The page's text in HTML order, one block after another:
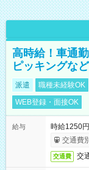
高時給！車通
ピッキングなど
派遣 職種未経験OK
WEB登録・面接OK
給与
時給1250円
交通費
交通費 交